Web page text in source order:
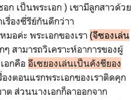
ก เป็นพระเอก ) เขามีลูกสาวด้วย
รื่องซี่รีย์กันดีกว่าา
อค่ะ พระเอกของเรา (จีซองเล่น
สามารถวิเคราะห์อาการของผู้
อกคือ อีเซยองเล่นเป็นคังชียอง
งตอนแรกพระเอกของเราติดคุก
ต ส่วนนางเอกก็ลาออกจาก